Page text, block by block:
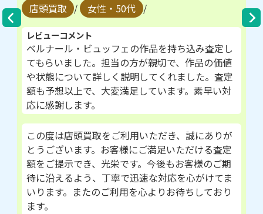
店頭買取 / 女性・50代 /
レビューコメント
ベルナール・ビュッフェの作品を持ち込み査定し
てもらいました。担当の方が親切で、作品の価値
や状態について詳しく説明してくれました。査定
額も予想以上で、大変満足しています。素早い対
応に感謝します。
この度は店頭買取をご利用いただき、誠にありが
とうございます。お客様にご満足いただける査定
額をご提示でき、光栄です。今後もお客様のご期
待に沿えるよう、丁寧で迅速な対応を心がけてま
いります。またのご利用を心よりお待ちしており
ます。